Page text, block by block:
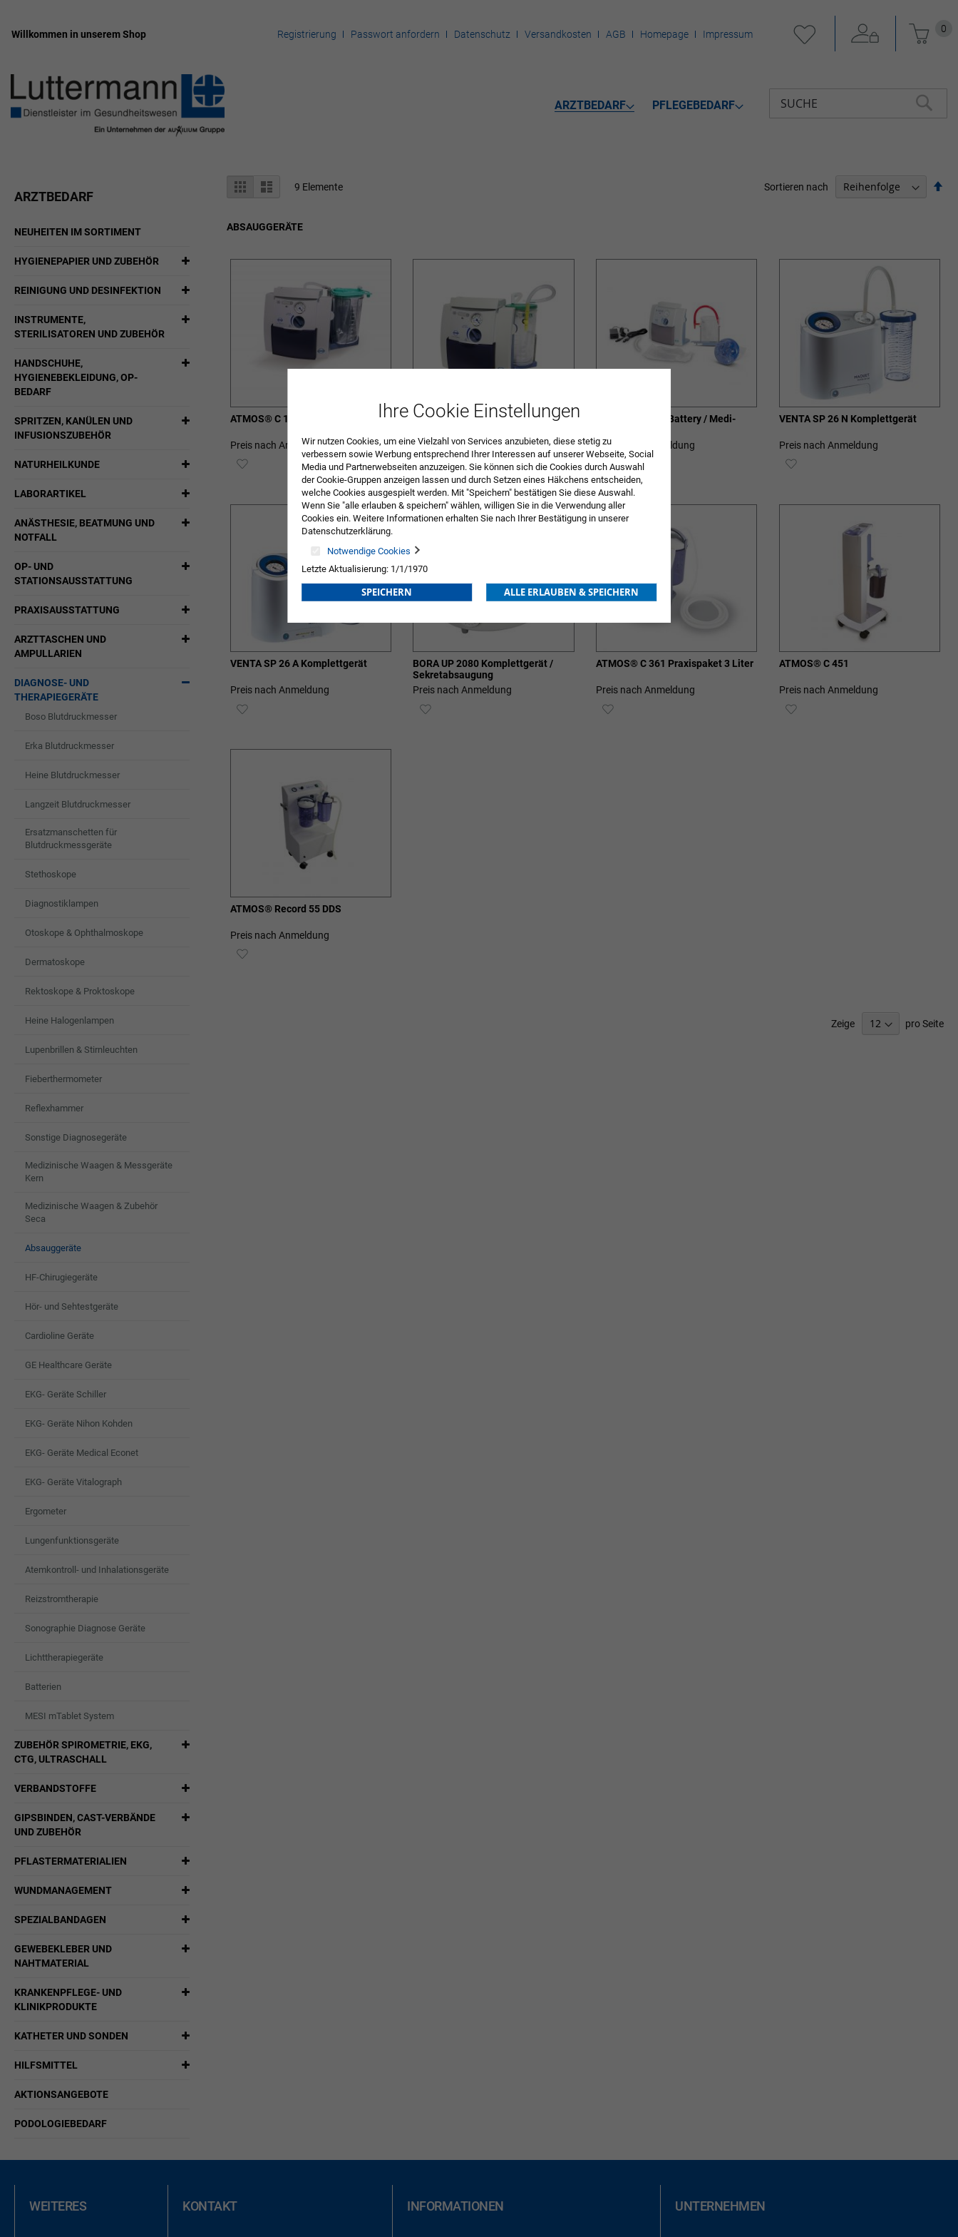
Zum
Willkommen in unserem Shop Registrierung Passwort anfordern Datenschutz Versandkosten AGB Homepage Impressum 0
ARZTBEDARF PFLEGEBEDARF
SUCHE
Anzeigen
als
Liste Liste 9 Elemente Sortieren nach
ABSAUGGERÄTE
ATMOS® C 161 Battery / Serres®
Preis nach Anmeldung
WUNSCHLISTE
HINZUFÜGEN
ATMOS® C 161 Battery /
Preis nach Anmeldung
ZUR
WUNSCHLISTE
HINZUFÜGEN
ATMOS® C 161 Battery / Medi-
Preis nach Anmeldung
ZUR
WUNSCHLISTE
HINZUFÜGEN
VENTA SP 26 N Komplettgerät
Preis nach Anmeldung
VENTA SP 26 A Komplettgerät
Preis nach Anmeldung
BORA UP 2080 Komplettgerät /
Sekretabsaugung
Preis nach Anmeldung
ZUR
ATMOS® C 361 Praxispaket 3 Liter
Preis nach Anmeldung
ATMOS® C 451
Preis nach Anmeldung
ATMOS® Record 55 DDS
Preis nach Anmeldung
Zeige
pro Seite
ARZTBEDARF
NEUHEITEN IM SORTIMENT
HYGIENEPAPIER UND ZUBEHÖR
REINIGUNG UND DESINFEKTION
INSTRUMENTE,
STERILISATOREN UND ZUBEHÖR
HANDSCHUHE,
HYGIENEBEKLEIDUNG, OP-
BEDARF
SPRITZEN, KANÜLEN UND
INFUSIONSZUBEHÖR
NATURHEILKUNDE
LABORARTIKEL
ANÄSTHESIE, BEATMUNG UND
NOTFALL
OP- UND
STATIONSAUSSTATTUNG
PRAXISAUSSTATTUNG
ARZTTASCHEN UND
AMPULLARIEN
DIAGNOSE- UND
THERAPIEGERÄTE
Boso Blutdruckmesser
Erka Blutdruckmesser
Heine Blutdruckmesser
Langzeit Blutdruckmesser
Ersatzmanschetten für
Blutdruckmessgeräte
Stethoskope
Diagnostiklampen
Otoskope & Ophthalmoskope
Dermatoskope
Rektoskope & Proktoskope
Heine Halogenlampen
Lupenbrillen & Stirnleuchten
Fieberthermometer
Reflexhammer
Sonstige Diagnosegeräte
Medizinische Waagen & Messgeräte
Kern
Medizinische Waagen & Zubehör
Seca
Absauggeräte
HF-Chirugiegeräte
Hör- und Sehtestgeräte
Cardioline Geräte
GE Healthcare Geräte
EKG- Geräte Schiller
EKG- Geräte Nihon Kohden
EKG- Geräte Medical Econet
EKG- Geräte Vitalograph
Ergometer
Lungenfunktionsgeräte
Atemkontroll- und Inhalationsgeräte
Reizstromtherapie
Sonographie Diagnose Geräte
Lichttherapiegeräte
Batterien
MESI mTablet System
ZUBEHÖR SPIROMETRIE, EKG,
CTG, ULTRASCHALL
VERBANDSTOFFE
GIPSBINDEN, CAST-VERBÄNDE
UND ZUBEHÖR
PFLASTERMATERIALIEN
WUNDMANAGEMENT
SPEZIALBANDAGEN
GEWEBEKLEBER UND
NAHTMATERIAL
KRANKENPFLEGE- UND
KLINIKPRODUKTE
KATHETER UND SONDEN
HILFSMITTEL
AKTIONSANGEBOTE
PODOLOGIEBEDARF
WEITERES KONTAKT INFORMATIONEN UNTERNEHMEN
Ihre Cookie Einstellungen
Wir nutzen Cookies, um eine Vielzahl von Services anzubieten, diese stetig zu
verbessern sowie Werbung entsprechend Ihrer Interessen auf unserer Webseite, Social
Media und Partnerwebseiten anzuzeigen. Sie können sich die Cookies durch Auswahl
der Cookie-Gruppen anzeigen lassen und durch Setzen eines Häkchens entscheiden,
welche Cookies ausgespielt werden. Mit "Speichern" bestätigen Sie diese Auswahl.
Wenn Sie "alle erlauben & speichern" wählen, willigen Sie in die Verwendung aller
Cookies ein. Weitere Informationen erhalten Sie nach Ihrer Bestätigung in unserer
Datenschutzerklärung.
Notwendige Cookies
Letzte Aktualisierung: 1/1/1970
SPEICHERN ALLE ERLAUBEN & SPEICHERN